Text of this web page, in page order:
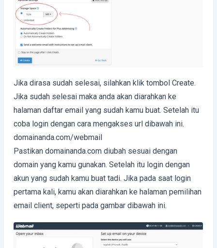
Jika dirasa sudah selesai, silahkan klik tombol Create.
Jika sudah selesai maka anda akan diarahkan ke
halaman daftar email yang sudah kamu buat. Setelah itu
coba login dengan cara mengakses url dibawah ini.
domainanda.com/webmail
Pastikan domainanda.com diubah sesuai dengan
domain yang kamu gunakan. Setelah itu login dengan
akun yang sudah kamu buat tadi. Jika pada saat login
pertama kali, kamu akan diarahkan ke halaman pemilihan
email client, seperti pada gambar dibawah ini.